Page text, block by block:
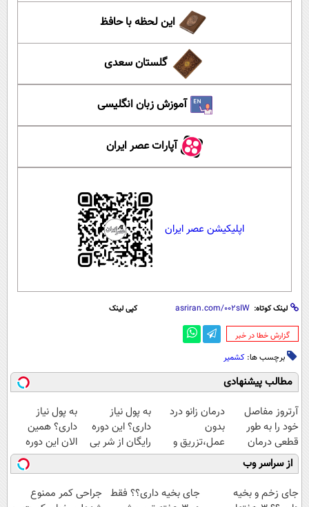
این لحظه با حافظ
گلستان سعدی
آموزش زبان انگلیسی
آپارات عصر ایران
اپلیکیشن عصر ایران
لینک کوتاه: کپی لینک
‌گزارش خطا در خبر
برچسب ها: کشمیر
مطالب پیشنهادی
آرتروز مفاصل
خود را به طور
قطعی درمان
کنید!
◗پرسش‌نامه◖
درمان زانو درد
بدون
عمل،تزریق و
دارو
(◂پرسش‌نامه)
به پول نیاز
داری؟ این دوره
رایگان از شر بی
پولی خلاصت
میکنه
به پول نیاز
داری؟ همین
الان این دوره
رایگان رو شرکت
کن تا دیر نشده!
از سراسر وب
جای زخم و بخیه
جای بخیه داری؟؟ فقط جراحی کمر ممنوع